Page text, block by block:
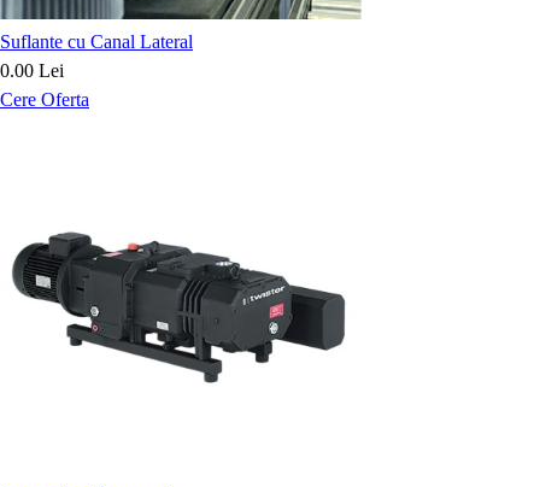
Suflante cu Canal Lateral
0.00 Lei
Cere Oferta